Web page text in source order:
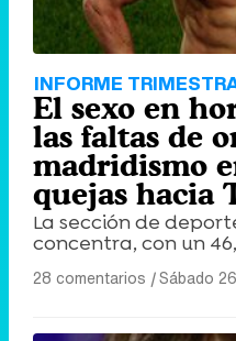
INFORME
El sexo en
las faltas de
madridismo
quejas hacia
La sección de
concentra, con un
28 comentarios |Sábado